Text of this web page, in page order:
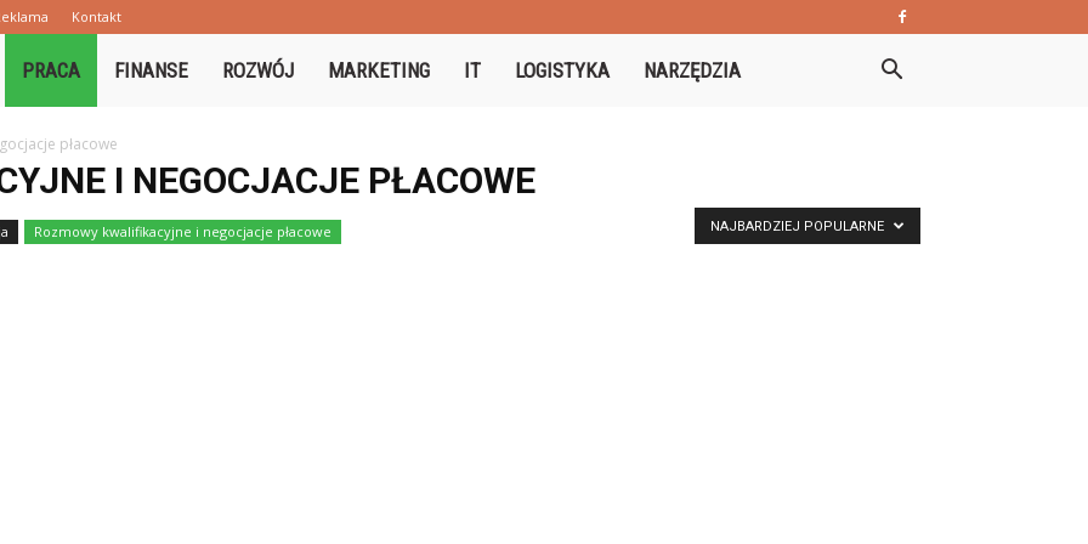
Kontakt
PRACA FINANSE ROZWÓJ MARKETING IT LOGISTYKA NARZĘDZIA
płacowe
I NEGOCJACJE PŁACOWE
Rozmowy kwalifikacyjne i negocjacje płacowe
NAJBARDZIEJ POPULARNE